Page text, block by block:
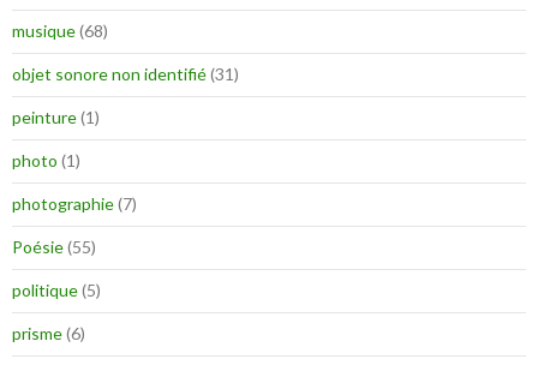
musique(68)
objet sonore non identifié(31)
peinture(1)
photo (1)
photographie(7)
Poésie(55)
politique(5)
prisme(6)